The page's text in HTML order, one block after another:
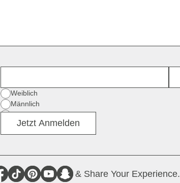
Geschlecht
Weiblich
Männlich
Divers
Jetzt Anmelden
& Share Your Experience.